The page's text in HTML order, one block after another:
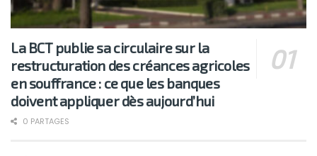
La BCT publie sa circulaire sur la
restructuration des créances agricoles
en souffrance : ce que les banques
doivent appliquer dès aujourd’hui
0 PARTAGES